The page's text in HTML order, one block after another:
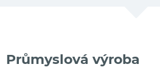
Průmyslová výroba